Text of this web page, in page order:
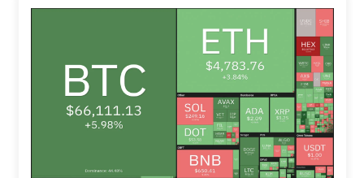
S&P Ratings cập nhật xếp hạng tín nhiệm của
Vietcombank và Eximbank
31/05/2022
Chứng khoán ngày 30/5/2022: Top 10 cổ phiếu nổi bật
31/05/2022